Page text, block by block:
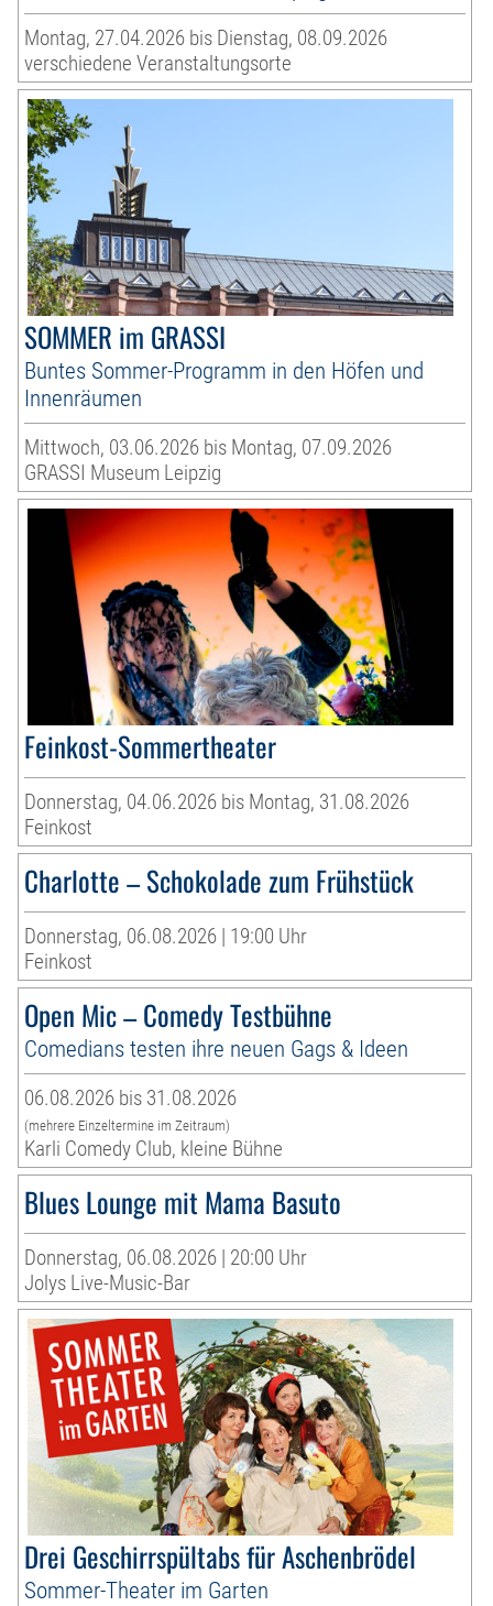
Montag, 27.04.2026 bis Dienstag, 08.09.2026
verschiedene Veranstaltungsorte
SOMMER im GRASSI
Buntes Sommer-Programm in den Höfen und
Innenräumen
Mittwoch, 03.06.2026 bis Montag, 07.09.2026
GRASSI Museum Leipzig
Feinkost-Sommertheater
Donnerstag, 04.06.2026 bis Montag, 31.08.2026
Feinkost
Charlotte – Schokolade zum Frühstück
Donnerstag, 06.08.2026 | 19:00 Uhr
Feinkost
Open Mic – Comedy Testbühne
Comedians testen ihre neuen Gags & Ideen
06.08.2026 bis 31.08.2026
(mehrere Einzeltermine im Zeitraum)
Karli Comedy Club, kleine Bühne
Blues Lounge mit Mama Basuto
Donnerstag, 06.08.2026 | 20:00 Uhr
Jolys Live-Music-Bar
Drei Geschirrspültabs für Aschenbrödel
Sommer-Theater im Garten